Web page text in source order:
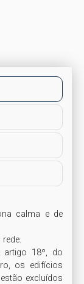
calma e de
18º, do
os edifícios
excluídos